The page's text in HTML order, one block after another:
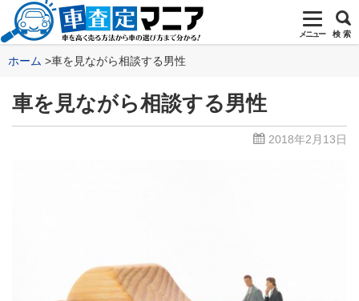
メニュー 検 索
ホーム 車を見ながら相談する男性
車を見ながら相談する男性
2018年2月13日